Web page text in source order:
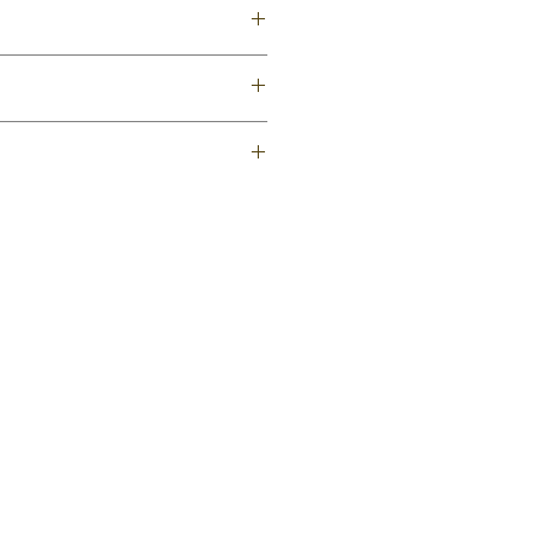
epoxy (glasurbelegg)
ønskelig.